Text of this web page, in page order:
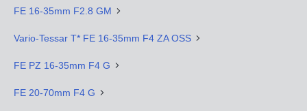
FE 16-35mm F2.8 GM
Vario-Tessar T* FE 16-35mm F4 ZA OSS
FE PZ 16-35mm F4 G
FE 20-70mm F4 G